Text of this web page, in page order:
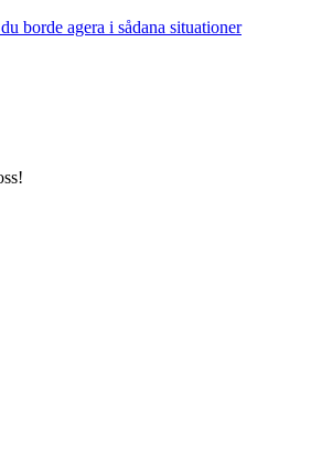
borde agera i sådana situationer